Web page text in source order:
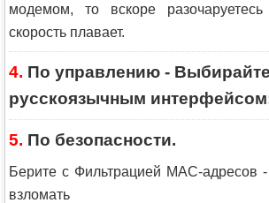
модемом, то вскоре
скорость плавает.
4. По управлению -
русскоязычным
5. По безопасности.
Берите с Фильтрацией MAC-адресов
взломать